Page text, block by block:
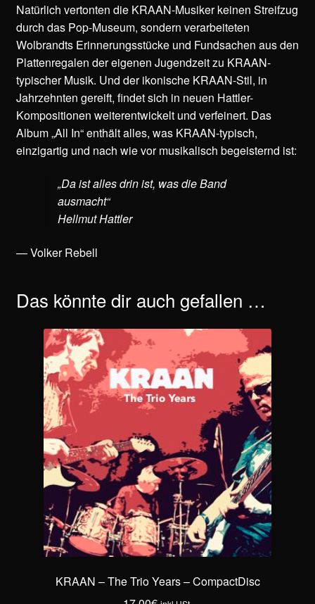
Natürlich vertonten die KRAAN-Musiker keinen Streifzug
durch das Pop-Museum, sondern verarbeiteten
Wolbrandts Erinnerungsstücke und Fundsachen aus den
Plattenregalen der eigenen Jugendzeit zu KRAAN-
typischer Musik. Und der ikonische KRAAN-Stil, in
Jahrzehnten gereift, findet sich in neuen Hattler-
Kompositionen weiterentwickelt und verfeinert. Das
Album „All In“ enthält alles, was KRAAN-typisch,
einzigartig und nach wie vor musikalisch begeisternd ist:
„Da ist alles drin ist, was die Band
ausmacht“
Hellmut Hattler
— Volker Rebell
Das könnte dir auch gefallen …
KRAAN – The Trio Years – CompactDisc